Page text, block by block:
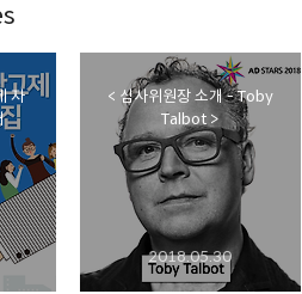
자
< 심사위원장 소개 - Toby
Talbot >
2018.05.30